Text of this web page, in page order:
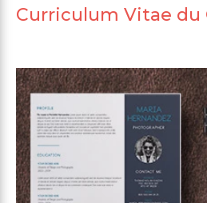
Curriculum Vitae du